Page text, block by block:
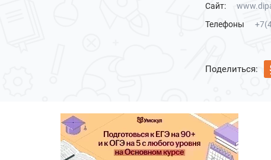
Сайт:
Телефоны
Поделиться: